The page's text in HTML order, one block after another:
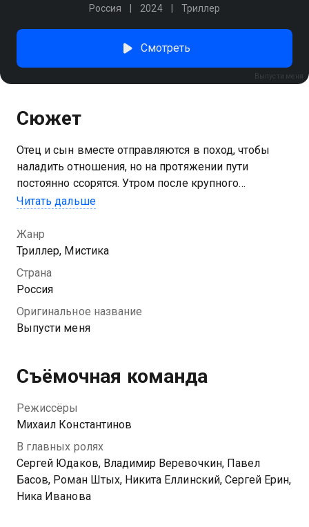
Россия
2024 Триллер
Выпусти меня
Смотреть
Сюжет
Отец и сын вместе отправляются в поход, чтобы
наладить отношения, но на протяжении пути
постоянно ссорятся. Утром после крупного
конфликта подросток бесследно исчезает.
сталкивается с лесным отшельником –
смотрителем этих мест. Тот предостерегает
мужчину, что таинственный лес полон духов и
вернуть ребенка уже не получится…
Читать дальше
Жанр
Триллер, Мистика
Страна
Россия
Оригинальное название
Выпусти меня
Съёмочная команда
Режиссёры
Михаил Константинов
В главных ролях
Сергей Юдаков, Владимир Веревочкин, Павел
Басов, Роман Штых, Никита Еллинский, Сергей Ерин,
Ника Иванова